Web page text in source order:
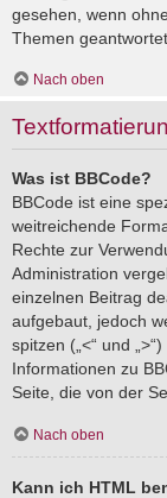
gesehen, wenn
Themen geantwortet
Nach oben
Was ist BBCode?
BBCode ist eine
weitreichende
Rechte zur
Administration
einzelnen Beitrag
aufgebaut, jedoch
spitzen („<“ und
Informationen zu
Seite, die von der
Nach oben
Kann ich HTML